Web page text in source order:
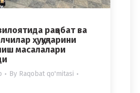
рақобат ва
ҳуқуқларини
масалалари
By Raqobat qo'mitasi